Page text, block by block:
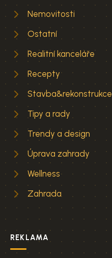
Nemovitosti
Ostatní
Realitní kanceláře
Recepty
Stavba&rekonstrukce
Tipy a rady
Trendy a design
Úprava zahrady
Wellness
Zahrada
REKLAMA